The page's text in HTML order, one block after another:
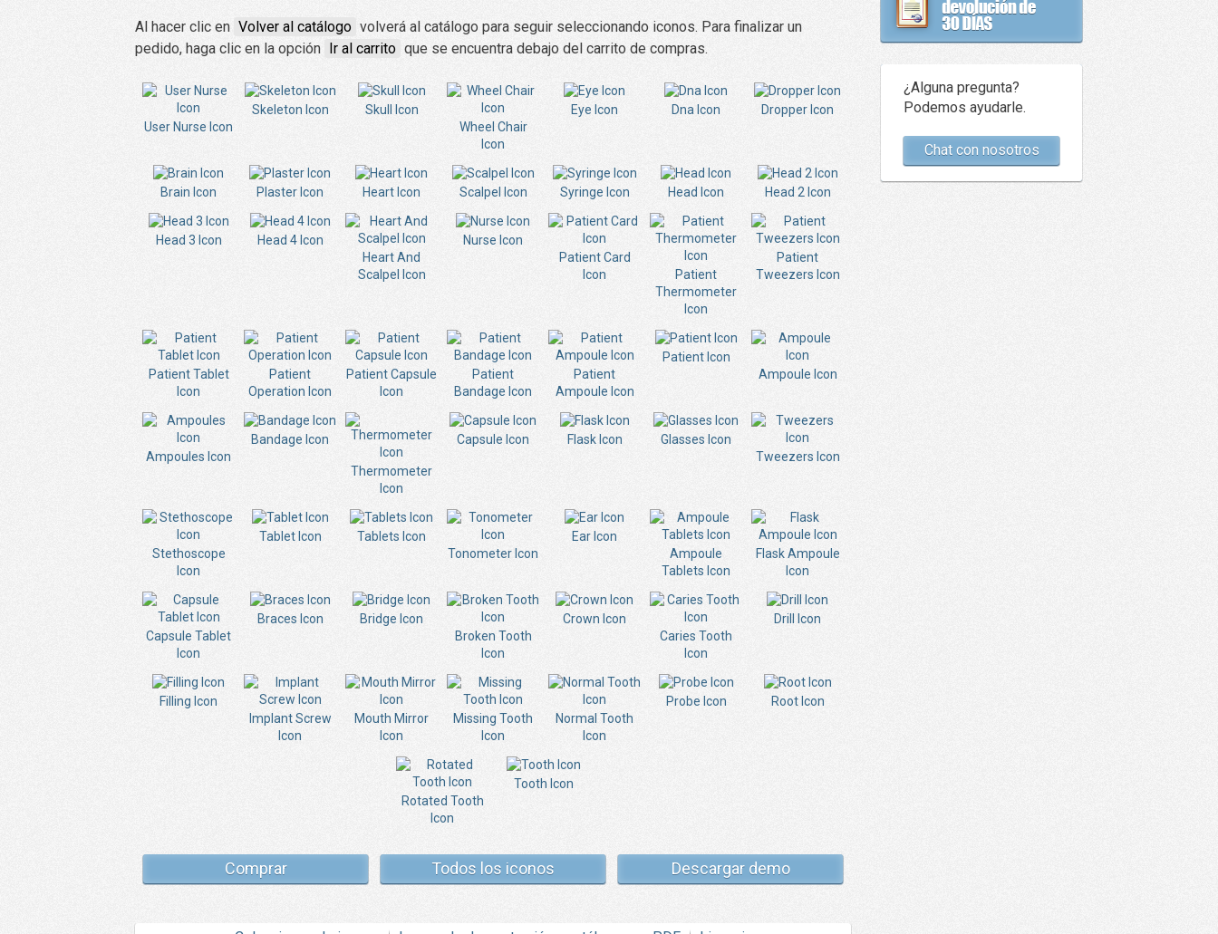
Al hacer clic en Volver al catálogo volverá al catálogo para seguir seleccionando iconos. Para finalizar un
pedido, haga clic en la opción Ir al carrito que se encuentra debajo del carrito de compras.
User Nurse Icon
Skeleton Icon
Skull Icon
Wheel Chair
Icon
Eye Icon Dna Icon Dropper Icon
Brain Icon Plaster Icon Heart Icon Scalpel Icon Syringe Icon Head Icon Head 2 Icon
Head 3 Icon
Head 4 Icon
Heart And
Scalpel Icon
Nurse Icon
Patient Card
Icon
Patient
Thermometer
Icon
Patient
Tweezers Icon
Patient Tablet
Icon
Patient
Operation Icon
Patient Capsule
Icon
Patient
Bandage Icon
Patient
Ampoule Icon
Patient Icon
Ampoule Icon
Ampoules Icon
Bandage Icon
Thermometer
Icon
Capsule Icon Flask Icon
Glasses Icon
Tweezers Icon
Stethoscope
Icon
Tablet Icon
Tablets Icon
Tonometer Icon
Ear Icon
Ampoule
Tablets Icon
Flask Ampoule
Icon
Capsule Tablet
Icon
Braces Icon
Bridge Icon
Broken Tooth
Icon
Crown Icon
Caries Tooth
Icon
Drill Icon
Filling Icon
Implant Screw
Icon
Mouth Mirror
Icon
Missing Tooth
Icon
Normal Tooth
Icon
Probe Icon Root Icon
Rotated Tooth
Icon
Tooth Icon
Comprar Todos los iconos Descargar demo
¿Alguna pregunta?
Podemos ayudarle.
Chat con nosotros